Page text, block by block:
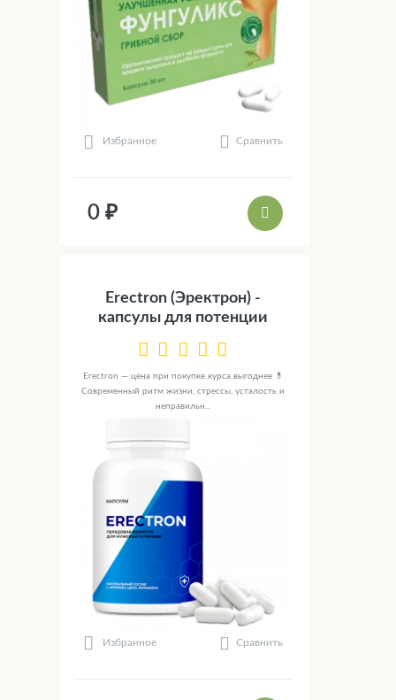
Избранное Сравнить
0 ₽
Erectron (Эректрон) -
капсулы для потенции
Erectron — цена при покупке курса выгоднее 💊
Современный ритм жизни, стрессы, усталость и
неправильн...
Избранное Сравнить